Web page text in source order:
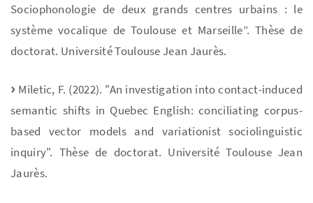
Sociophonologie de deux grands centres urbains : le
système vocalique de Toulouse et Marseille”. Thèse de
doctorat. Université Toulouse Jean Jaurès.
Miletic, F. (2022). "An investigation into contact-induced
semantic shifts in Quebec English: conciliating corpus-
based vector models and variationist sociolinguistic
inquiry". Thèse de doctorat. Université Toulouse Jean
Jaurès.